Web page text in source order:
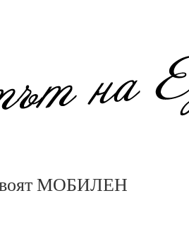
МОБИЛЕН